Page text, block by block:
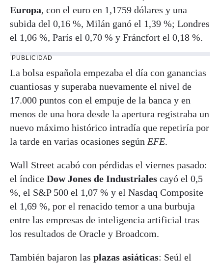
Europa, con el euro en 1,1759 dólares y una
subida del 0,16 %, Milán ganó el 1,39 %; Londres
el 1,06 %, París el 0,70 % y Fráncfort el 0,18 %.
PUBLICIDAD
La bolsa española empezaba el día con ganancias
cuantiosas y superaba nuevamente el nivel de
17.000 puntos con el empuje de la banca y en
menos de una hora desde la apertura registraba un
nuevo máximo histórico intradía que repetiría por
la tarde en varias ocasiones según EFE.
Wall Street acabó con pérdidas el viernes pasado:
el índice Dow Jones de Industriales cayó el 0,5
%, el S&P 500 el 1,07 % y el Nasdaq Composite
el 1,69 %, por el renacido temor a una burbuja
entre las empresas de inteligencia artificial tras
los resultados de Oracle y Broadcom.
También bajaron las plazas asiáticas: Seúl el